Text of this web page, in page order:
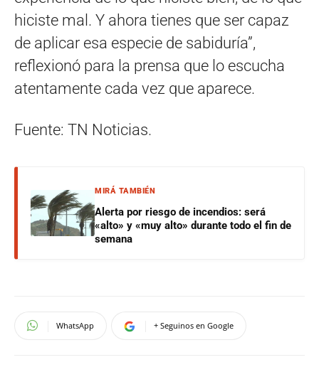
hiciste mal. Y ahora tienes que ser capaz
de aplicar esa especie de sabiduría”,
reflexionó para la prensa que lo escucha
atentamente cada vez que aparece.
Fuente: TN Noticias.
MIRÁ TAMBIÉN
Alerta por riesgo de incendios: será
«alto» y «muy alto» durante todo el fin de
semana
WhatsApp + Seguinos en Google